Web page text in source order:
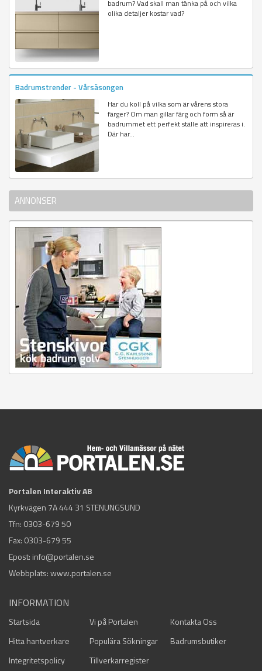
badrum? Vad skall man tänka på och vilka
olika detaljer kostar vad?
Badrumstrender - Vårsäsongen
Har du koll på vilka som är vårens stora
färger? Om man gillar färg och form så är
badrummet ett perfekt ställe att inspireras i.
Där har...
ANNONSER
Portalen Interaktiv AB
Kyrkvägen 7A 444 31 STENUNGSUND
Tfn: 0303-679 50
Fax: 0303-679 55
Epost: info@portalen.se
Webbplats: www.portalen.se
INFORMATION
Startsida Vi på Portalen
Kontakta Oss
Hitta hantverkare
Populära Sökningar
Badrumsbutiker
Integritetspolicy
Tillverkarregister